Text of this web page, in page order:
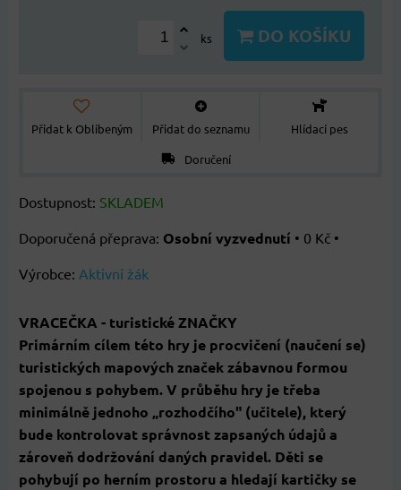
ks DO KOŠÍKU
Přidat k Oblíbeným Přidat do seznamu
Hlídací pes
Doručení
Dostupnost: SKLADEM
Osobní vyzvednutí • 0 Kč •
Výrobce: Aktivní žák
VRACEČKA - turistické ZNAČKY
Primárním cílem této hry je procvičení (naučení se)
turistických mapových značek zábavnou formou
spojenou s pohybem. V průběhu hry je třeba
minimálně jednoho „rozhodčího" (učitele), který
bude kontrolovat správnost zapsaných údajů a
zároveň dodržování daných pravidel. Děti se
pohybují po herním prostoru a hledají kartičky se